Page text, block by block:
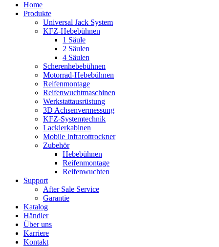
Home
Produkte
Universal Jack System
KFZ-Hebebühnen
1 Säule
2 Säulen
4 Säulen
Scherenhebebühnen
Motorrad-Hebebühnen
Reifenmontage
Reifenwuchtmaschinen
Werkstattausrüstung
3D Achsenvermessung
KFZ-Systemtechnik
Lackierkabinen
Mobile Infrarottrockner
Zubehör
Hebebühnen
Reifenmontage
Reifenwuchten
Support
After Sale Service
Garantie
Katalog
Händler
Über uns
Karriere
Kontakt